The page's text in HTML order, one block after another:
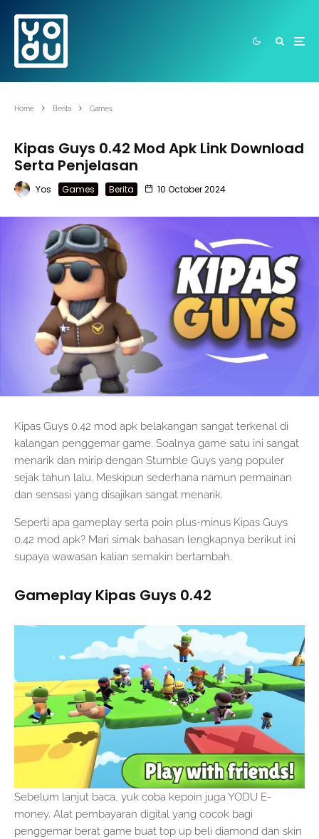
Home Berita Games
Kipas Guys 0.42 Mod Apk Link Download
Serta Penjelasan
Yos Games Berita 10 October 2024
Kipas Guys 0.42 mod apk belakangan sangat terkenal di
kalangan penggemar game. Soalnya game satu ini sangat
menarik dan mirip dengan Stumble Guys yang populer
sejak tahun lalu. Meskipun sederhana namun permainan
dan sensasi yang disajikan sangat menarik.
Seperti apa gameplay serta poin plus-minus Kipas Guys
0.42 mod apk? Mari simak bahasan lengkapnya berikut ini
supaya wawasan kalian semakin bertambah.
Gameplay Kipas Guys 0.42
Sebelum lanjut baca, yuk coba kepoin juga YODU E-
money. Alat pembayaran digital yang cocok bagi
penggemar berat game buat top up beli diamond dan skin